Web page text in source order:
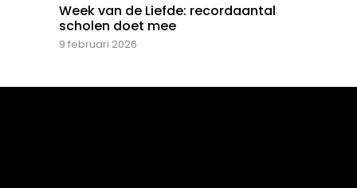
Week van de Liefde: recordaantal
scholen doet mee
9 februari 2026